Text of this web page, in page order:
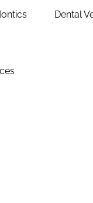
Dental